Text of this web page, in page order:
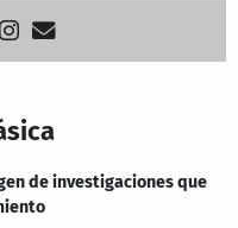
de investigaciones que